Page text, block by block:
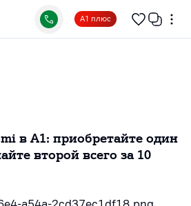
А1 плюс
в А1: приобретайте один
второй всего за 10